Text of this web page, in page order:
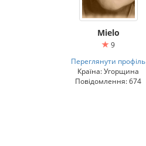
Mielo
9
Переглянути профіль
Країна: Угорщина
Повідомлення: 674